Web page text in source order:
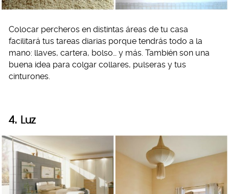
Colocar percheros en distintas áreas de tu casa
facilitará tus tareas diarias porque tendrás todo a la
mano: llaves, cartera, bolso… y más. También son una
buena idea para colgar collares, pulseras y tus
cinturones.
4. Luz